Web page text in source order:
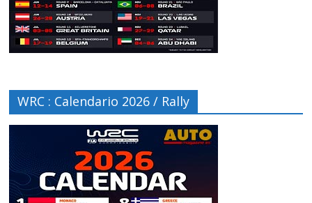
WRC : Calendario 2026 / Rally